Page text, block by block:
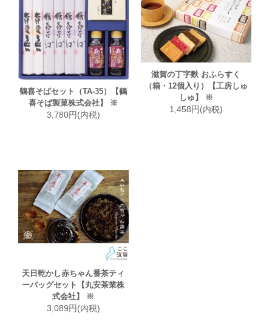
鶴喜そばセット（TA-35）【鶴
喜そば製菓株式会社】 ※
3,780円(内税)
滋賀の丁字麩 おふらすく
（箱・12個入り）【工房しゅ
しゅ】 ※
1,458円(内税)
天日乾かし赤ちゃん番茶ティ
ーバッグセット【丸安茶業株
式会社】 ※
3,089円(内税)